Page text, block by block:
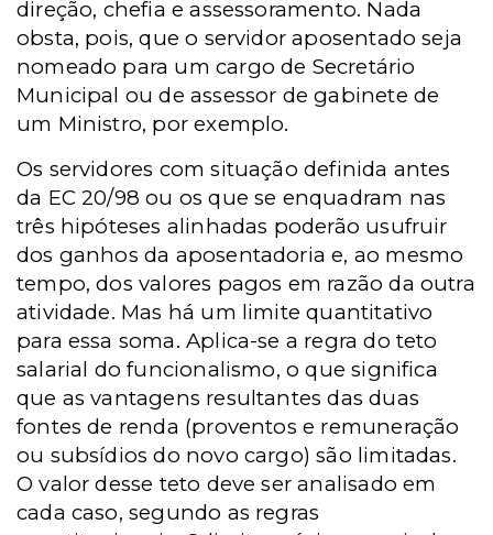
direção, chefia e assessoramento. Nada
obsta, pois, que o servidor aposentado seja
nomeado para um cargo de Secretário
Municipal ou de assessor de gabinete de
um Ministro, por exemplo.
Os servidores com situação definida antes
da EC 20/98 ou os que se enquadram nas
três hipóteses alinhadas poderão usufruir
dos ganhos da aposentadoria e, ao mesmo
tempo, dos valores pagos em razão da outra
atividade. Mas há um limite quantitativo
para essa soma. Aplica-se a regra do teto
salarial do funcionalismo, o que significa
que as vantagens resultantes das duas
fontes de renda (proventos e remuneração
ou subsídios do novo cargo) são limitadas.
O valor desse teto deve ser analisado em
cada caso, segundo as regras